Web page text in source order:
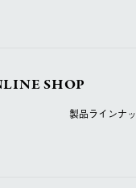
SHOP
製品ラインナ